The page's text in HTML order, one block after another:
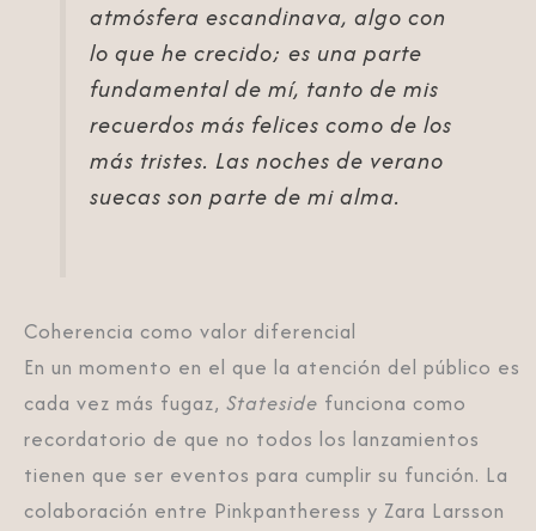
atmósfera escandinava, algo con
lo que he crecido; es una parte
fundamental de mí, tanto de mis
recuerdos más felices como de los
más tristes. Las noches de verano
suecas son parte de mi alma.
Coherencia como valor diferencial
En un momento en el que la atención del público es
cada vez más fugaz, Stateside funciona como
recordatorio de que no todos los lanzamientos
tienen que ser eventos para cumplir su función. La
colaboración entre Pinkpantheress y Zara Larsson